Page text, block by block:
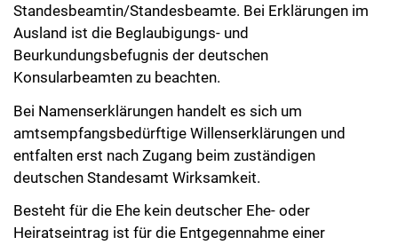
Standesbeamtin/Standesbeamte. Bei Erklärungen im
Ausland ist die Beglaubigungs- und
Beurkundungsbefugnis der deutschen
Konsularbeamten zu beachten.
Bei Namenserklärungen handelt es sich um
amtsempfangsbedürftige Willenserklärungen und
entfalten erst nach Zugang beim zuständigen
deutschen Standesamt Wirksamkeit.
Besteht für die Ehe kein deutscher Ehe- oder
Heiratseintrag ist für die Entgegennahme einer